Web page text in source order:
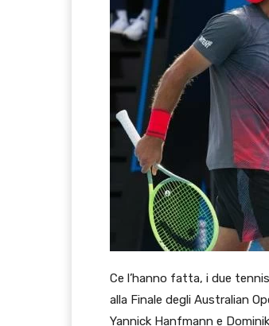
Ce l’hanno fatta, i due
alla Finale degli Australian
Yannick Hanfmann e